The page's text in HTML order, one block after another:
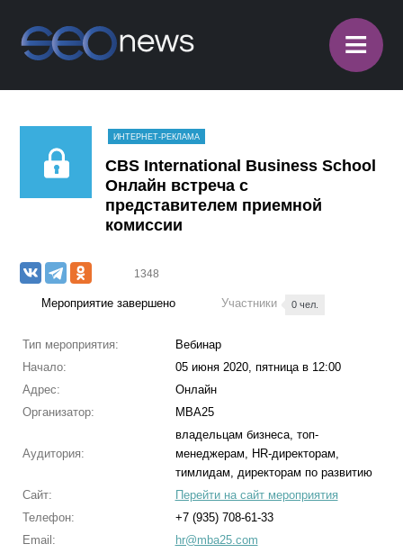
≡
ИНТЕРНЕТ-РЕКЛАМА
CBS International Business School
Онлайн встреча с
представителем приемной
комиссии
1348
Мероприятие завершено Участники 0 чел.
Тип мероприятия:
Вебинар
Начало:
05 июня 2020, пятница в 12:00
Адрес:
Онлайн
Организатор:
MBA25
Аудитория:
владельцам бизнеса, топ-
менеджерам, HR-директорам,
тимлидам, директорам по развитию
Сайт:
Перейти на сайт мероприятия
Телефон:
+7 (935) 708-61-33
Email:
hr@mba25.com